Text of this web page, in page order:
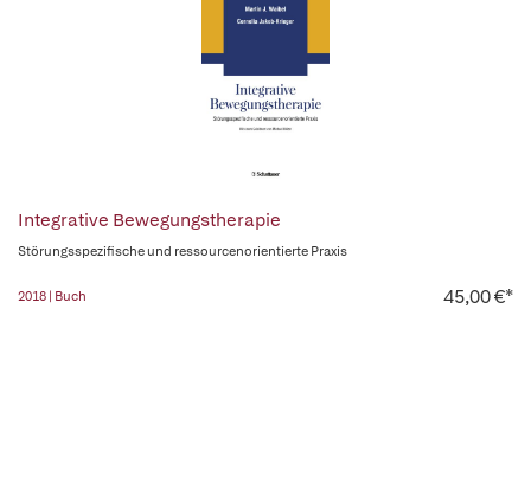
Integrative Bewegungstherapie
Störungsspezifische und ressourcenorientierte Praxis
2018 | Buch 45,00 €*